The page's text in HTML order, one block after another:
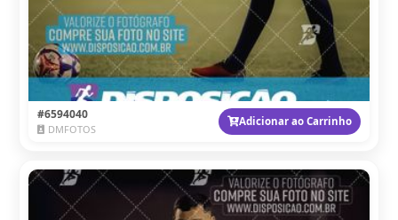
#6594040
DMFOTOS
Adicionar ao Carrinho